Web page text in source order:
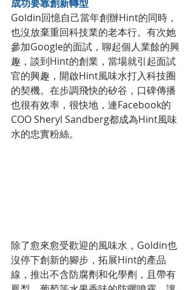
成功要靠創新轉型
Goldin回憶自己當年創辦Hint的同時，
也沒放棄重回科技業的老本行。有次她
參加Google的面試，聊起個人業餘的興
趣，談到Hint的創業，當場就引起面試
官的興趣，開啟Hint風味水打入科技圈
的契機。在步調飛快的矽谷，口碑傳播
也很有效率，很快地，連Facebook的
COO Sheryl Sandberg都成為Hint風味
水的忠實粉絲。
除了愈來愈受歡迎的風味水，Goldin也
沒停下創新的腳步，拓展Hint的產品
線，推出不含防腐劑和化學劑，且帶有